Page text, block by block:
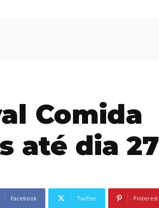
Comida
até dia 27
Facebook Twitter Pinterest